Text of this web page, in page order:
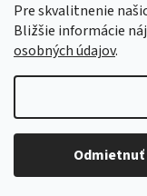
Pre skvalitnenie
Bližšie informácie
osobných údajov.
Odmietnuť
Vložením e-mailu
údajov
Copyright 2026